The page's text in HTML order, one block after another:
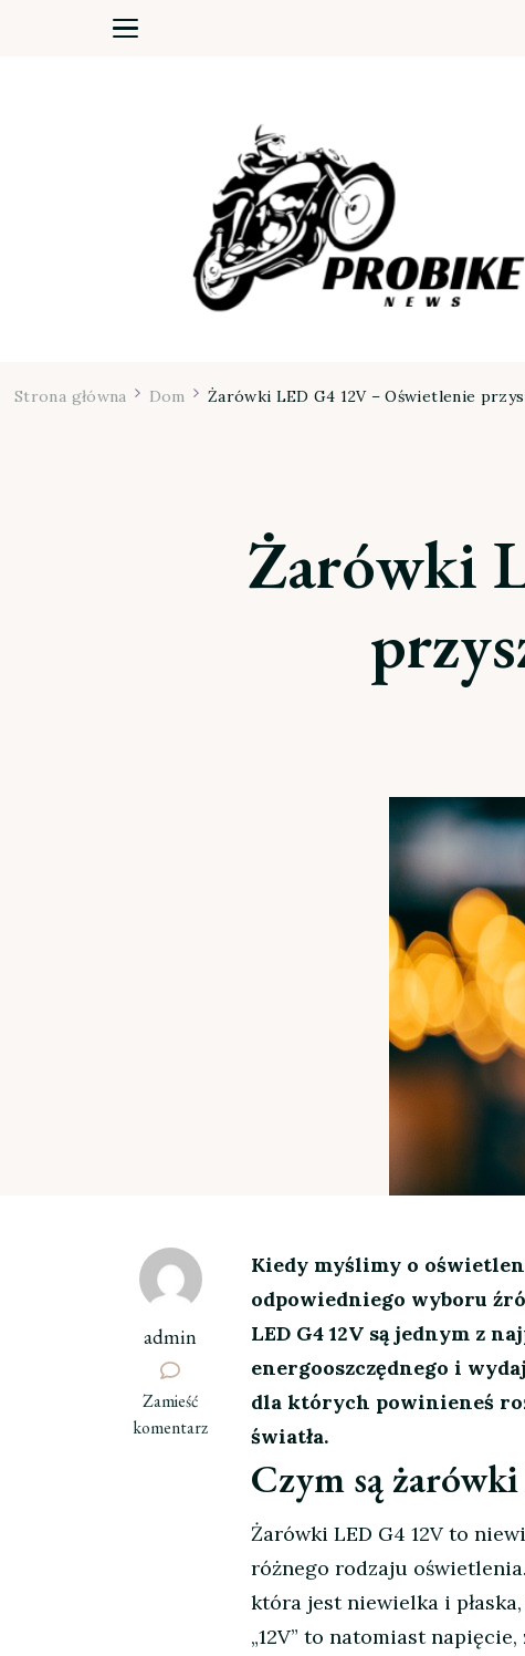
Strona główna Dom Żarówki LED G4 12V – Oświetlenie
Żarówki
admin
Zamieść
komentarz
we
wpisie
Kiedy myślimy o
odpowiedniego wyboru
LED G4 12V są jednym z
energooszczędnego i
dla których powinieneś
światła.
Czym są
Żarówki LED G4 12V to
różnego rodzaju
która jest niewielka i
„12V” to natomiast